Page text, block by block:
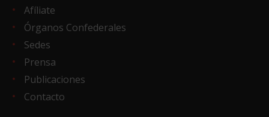
Afíliate
Órganos Confederales
Sedes
Prensa
Publicaciones
Contacto